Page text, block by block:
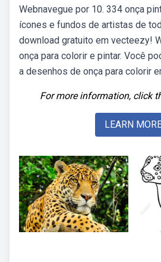
Webnavegue por 10. 334 onça
ícones e fundos de artistas de
download gratuito em vecteezy!
onça para colorir e pintar. Você
a desenhos de onça para colorir
For more information, click
LEARN